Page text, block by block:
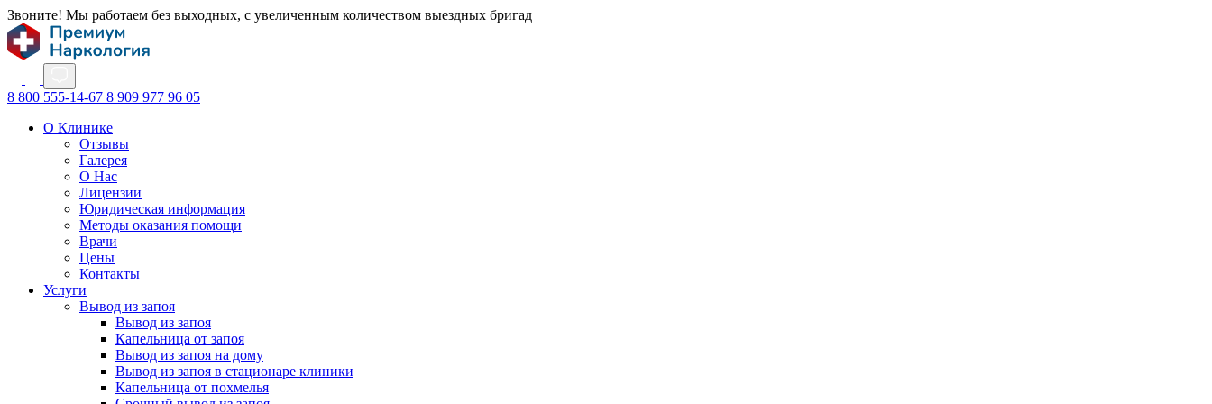
Звоните! Мы работаем без выходных, с увеличенным количеством выездных бригад
8 800 555-14-67 8 909 977 96 05
О Клинике
Отзывы
Галерея
О Нас
Лицензии
Юридическая информация
Методы оказания помощи
Врачи
Цены
Контакты
Услуги
Вывод из запоя
Вывод из запоя
Капельница от запоя
Вывод из запоя на дому
Вывод из запоя в стационаре клиники
Капельница от похмелья